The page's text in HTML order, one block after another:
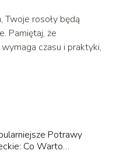
rosoły będą
Pamiętaj, że
czasu i praktyki,
Potrawy
Co Warto